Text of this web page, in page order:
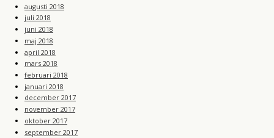
augusti 2018
juli 2018
juni 2018
maj 2018
april 2018
mars 2018
februari 2018
januari 2018
december 2017
november 2017
oktober 2017
september 2017